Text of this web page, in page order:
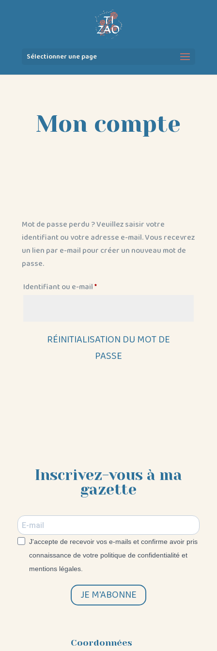
Sélectionner une page
Mon compte
Mot de passe perdu ? Veuillez saisir votre
identifiant ou votre adresse e-mail. Vous recevrez
un lien par e-mail pour créer un nouveau mot de
passe.
Identifiant ou e-mail*Obligatoire
RÉINITIALISATION DU MOT DE
PASSE
Inscrivez-vous à ma
gazette
J'accepte de recevoir vos e-mails et confirme avoir pris
connaissance de votre politique de confidentialité et
mentions légales.
JE M'ABONNE
Coordonnées